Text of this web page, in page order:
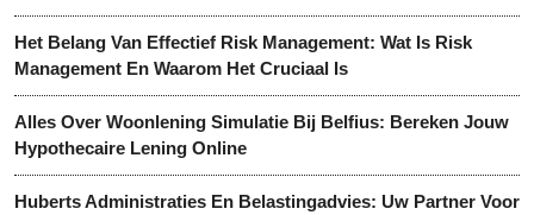
Het Belang Van Effectief Risk Management: Wat Is Risk
Management En Waarom Het Cruciaal Is
Alles Over Woonlening Simulatie Bij Belfius: Bereken Jouw
Hypothecaire Lening Online
Huberts Administraties En Belastingadvies: Uw Partner Voor